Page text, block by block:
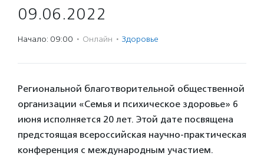
09.06.2022
Начало: 09:00 · Онлайн · Здоровье
Региональной благотворительной общественной
организации «Семья и психическое здоровье» 6
июня исполняется 20 лет. Этой дате посвящена
предстоящая всероссийская научно-практическая
конференция с международным участием.